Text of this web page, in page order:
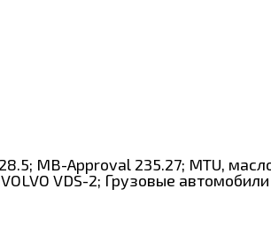
MB-Approval 235.27; MTU,
VOLVO VDS-2; Грузовые